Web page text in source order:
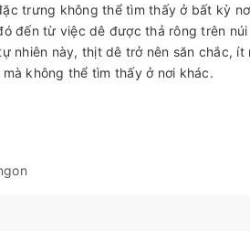
trưng không thể tìm thấy ở bất kỳ
đến từ việc dê được thả rông trên
nhiên này, thịt dê trở nên săn chắc,
không thể tìm thấy ở nơi khác.